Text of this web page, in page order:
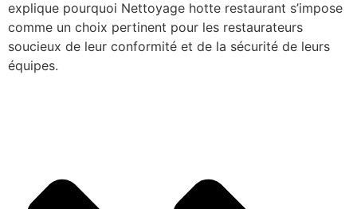
explique pourquoi Nettoyage hotte restaurant s’impose
comme un choix pertinent pour les restaurateurs
soucieux de leur conformité et de la sécurité de leurs
équipes.